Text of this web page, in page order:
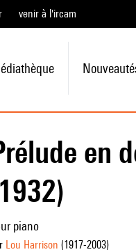
venir à l'ircam
en
piano
Lou Harrison (1917-2003)